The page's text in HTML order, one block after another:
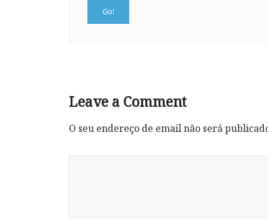
Leave a Comment
O seu endereço de email não será